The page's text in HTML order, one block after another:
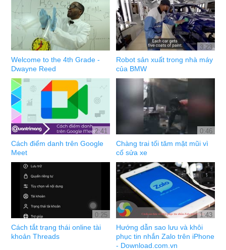
Welcome to the 4th Grade -
Dwayne Reed
3:23
Robot sản xuất trong nhà máy
của BMW
2:41
Cách điểm danh trên Google
Meet
0:46
Chàng trai tối tăm mặt mũi vì
cố sửa xe
0:25
Cách tắt trạng thái online tài
khoản Threads
1:43
Hướng dẫn sao lưu và khôi
phục tin nhắn Zalo trên iPhone
- Download.com.vn